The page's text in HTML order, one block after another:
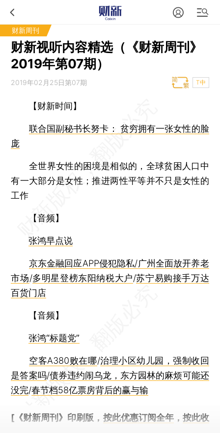
财新周刊
财新视听内容精选（《财新周刊》
2019年第07期）
2019年02月25日第07期 T中
【财新时间】
联合国副秘书长努卡： 贫穷拥有一张女性的脸
庞
全世界女性的困境是相似的，全球贫困人口中
有一大部分是女性；推进两性平等并不只是女性的
工作
【音频】
张鸿早点说
京东金融回应APP侵犯隐私/广州全面放开养老
市场/多明星登榜东阳纳税大户/苏宁易购接手万达
百货门店
【音频】
张鸿“标题党”
空客A380败在哪/治理小区幼儿园，强制收回
是答案吗/债券违约闹乌龙，东方园林的麻烦可能还
没完/春节档58亿票房背后的赢与输
[《财新周刊》印刷版， 按此优惠订阅全年， 按此收